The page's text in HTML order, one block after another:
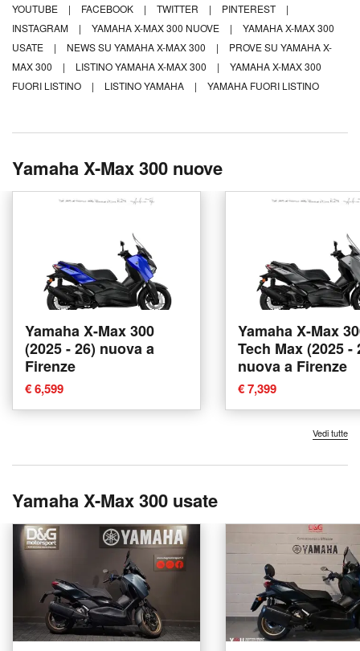
YOUTUBE | FACEBOOK | TWITTER | PINTEREST
|
INSTAGRAM
| YAMAHA X-MAX 300 NUOVE |
YAMAHA X-MAX 300
USATE
| NEWS SU YAMAHA X-MAX 300 |
PROVE SU YAMAHA X-
MAX 300
| LISTINO YAMAHA X-MAX 300 |
YAMAHA X-MAX 300
FUORI LISTINO
| LISTINO YAMAHA | YAMAHA FUORI LISTINO
Yamaha X-Max 300 nuove
Yamaha X-Max 300
(2025 - 26) nuova a
Firenze
€ 6,599
Yamaha X-Max
Tech Max (2025 -
nuova a Firenze
€ 7,399
Vedi tutte
Yamaha X-Max 300 usate